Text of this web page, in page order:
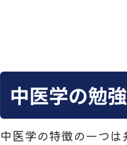
中医学の勉
中医学の特徴の一つ